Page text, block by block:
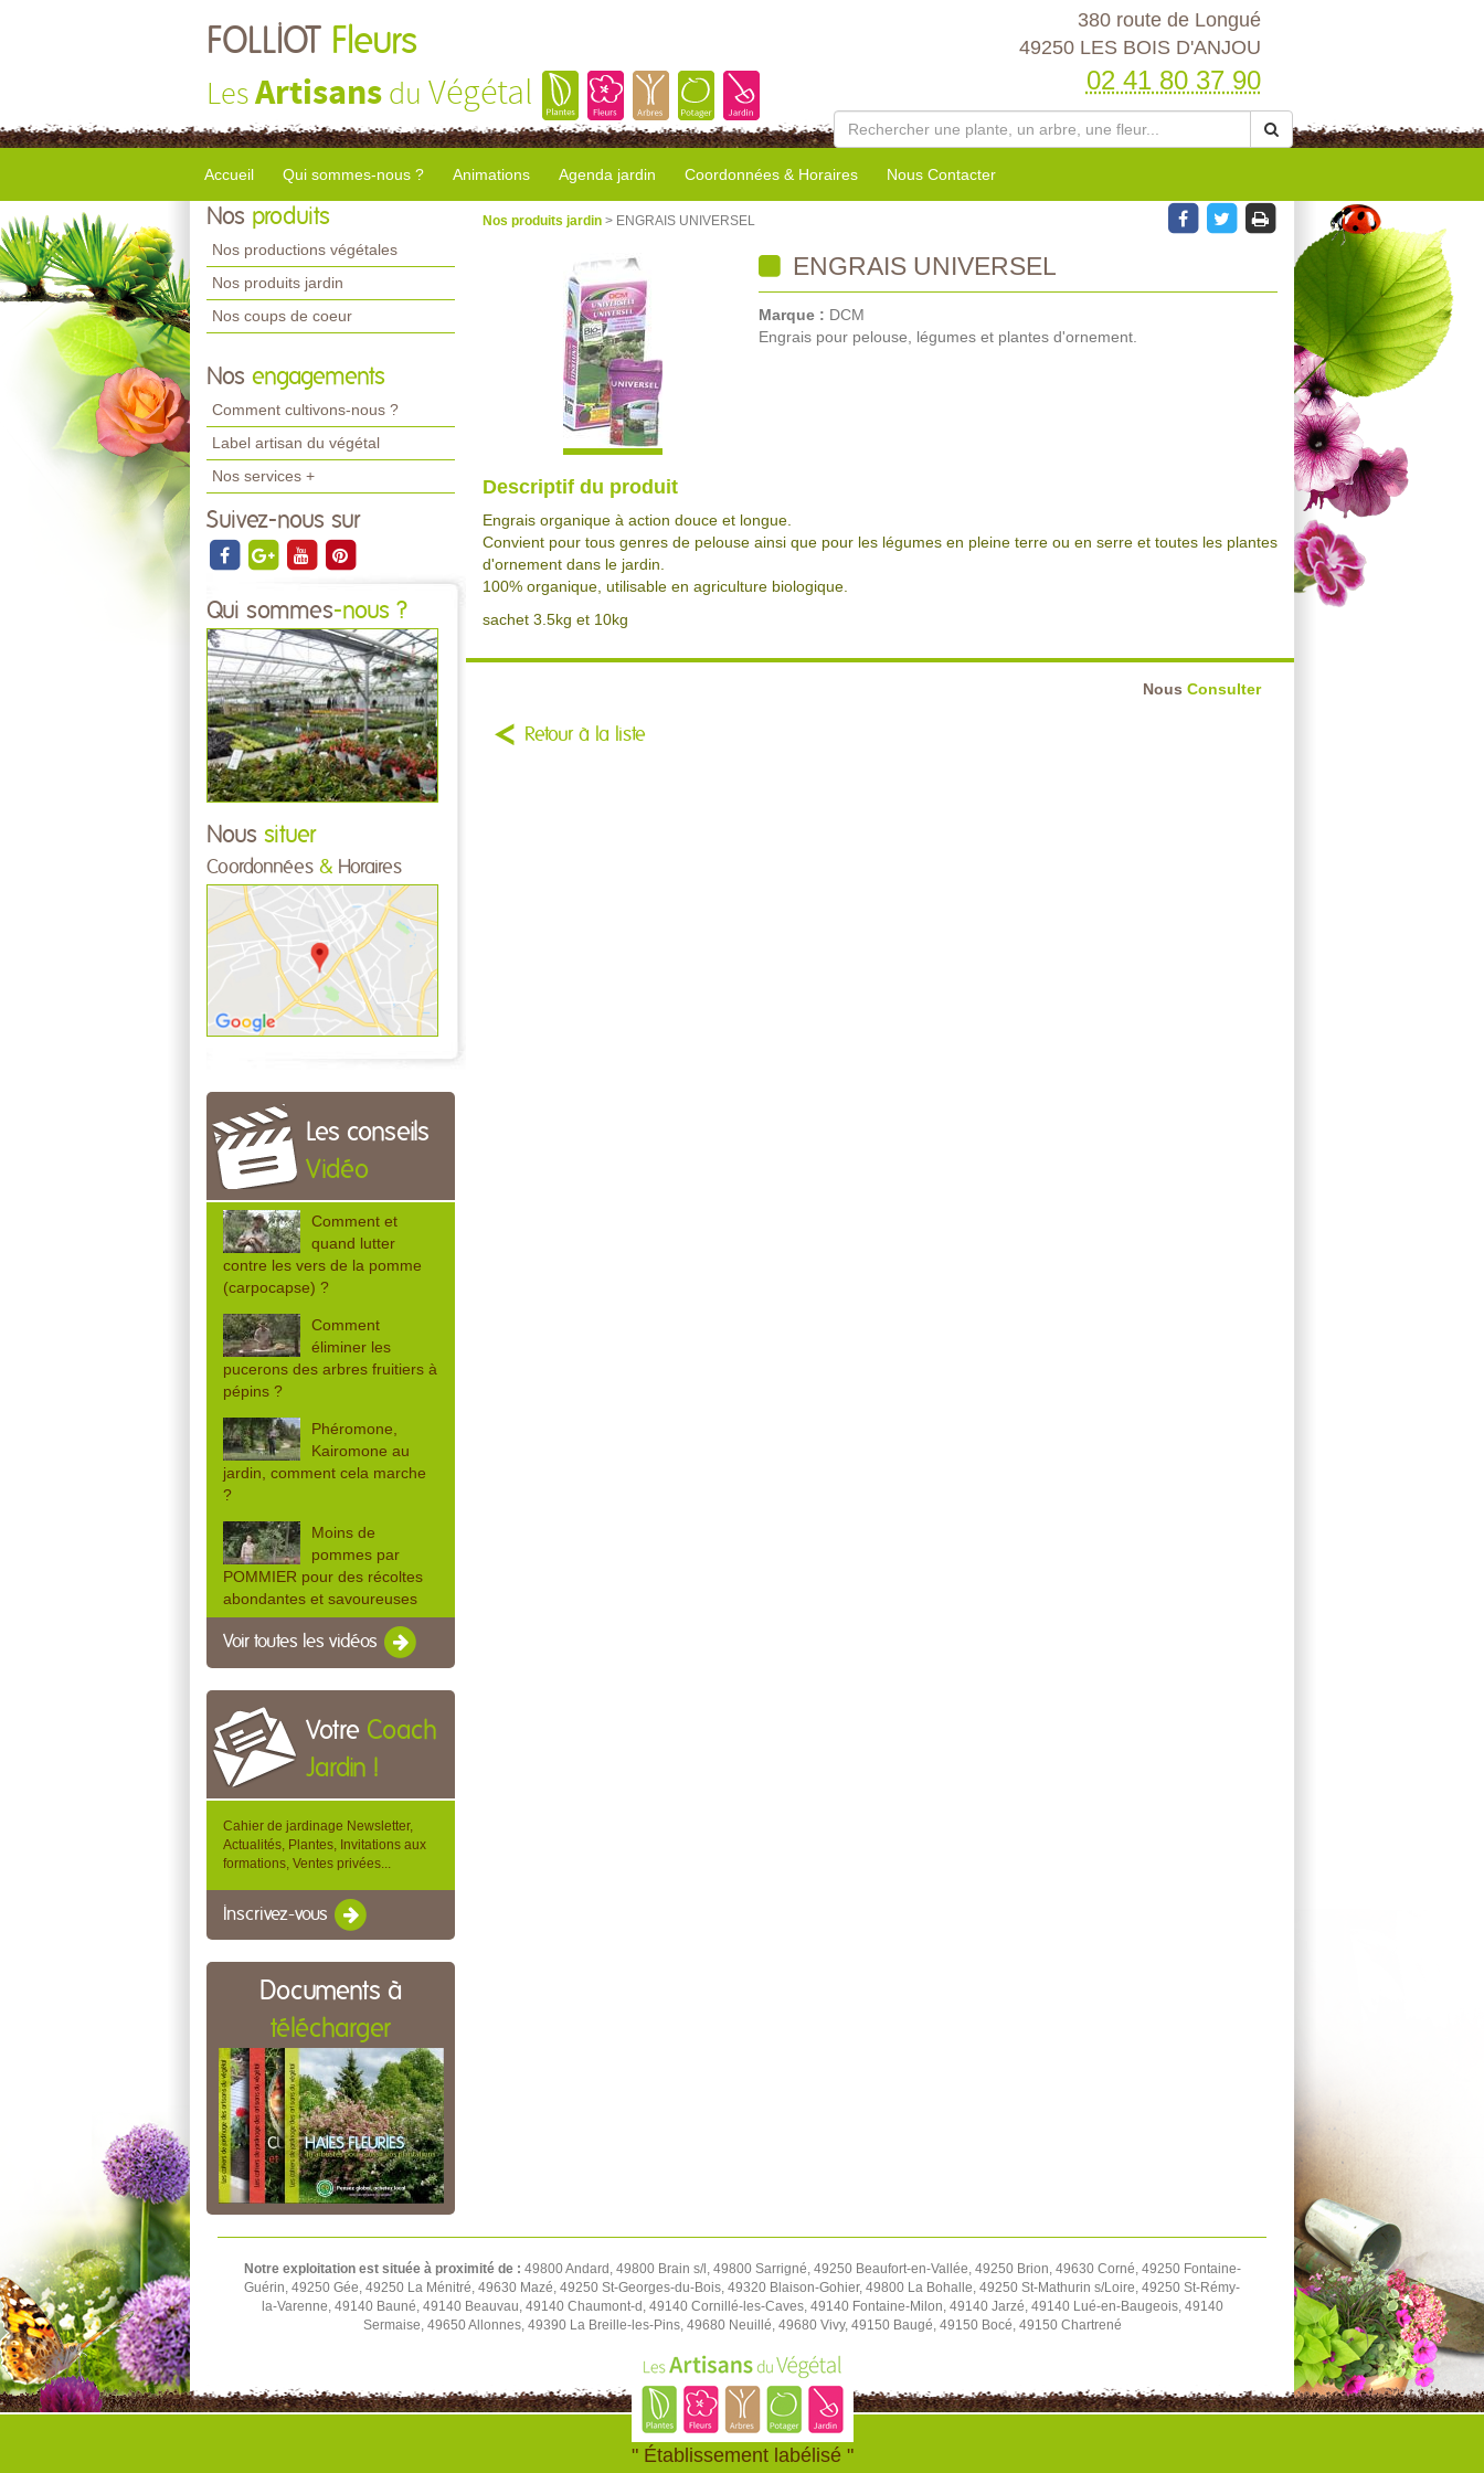
FOLLIOT Fleurs
LesArtisans du Végétal
380 route de Longué
49250 LES BOIS D'ANJOU
02 41 80 37 90
Accueil Qui sommes-nous ? Animations Agenda jardin Coordonnées & Horaires Nous Contacter
Nos produits
Nos productions végétales
Nos produits jardin
Nos coups de coeur
Nos engagements
Comment cultivons-nous ?
Label artisan du végétal
Nos services +
Suivez-nous sur
Qui sommes-nous ?
Nous situer
Coordonnées & Horaires
Les conseils
Vidéo
Comment et
quand lutter
contre les vers de la pomme
(carpocapse) ?
Comment
éliminer les
pucerons des arbres fruitiers à
pépins ?
Phéromone,
Kairomone au
jardin, comment cela marche
?
Moins de
pommes par
POMMIER pour des récoltes
abondantes et savoureuses
Voir toutes les vidéos
Votre Coach
Jardin !
Cahier de jardinage Newsletter,
Actualités, Plantes, Invitations aux
formations, Ventes privées...
Inscrivez-vous
Documents à
télécharger
Nos produits jardin > ENGRAIS UNIVERSEL
ENGRAIS UNIVERSEL
Marque : DCM
Engrais pour pelouse, légumes et plantes d'ornement.
Descriptif du produit
Engrais organique à action douce et longue.
Convient pour tous genres de pelouse ainsi que pour les légumes en pleine terre ou en serre et toutes les plantes
d'ornement dans le jardin.
100% organique, utilisable en agriculture biologique.
sachet 3.5kg et 10kg
Nous Consulter
Retour à la liste
Notre exploitation est située à proximité de : 49800 Andard, 49800 Brain s/l, 49800 Sarrigné, 49250 Beaufort-en-Vallée, 49250 Brion, 49630 Corné, 49250 Fontaine-
Guérin, 49250 Gée, 49250 La Ménitré, 49630 Mazé, 49250 St-Georges-du-Bois, 49320 Blaison-Gohier, 49800 La Bohalle, 49250 St-Mathurin s/Loire, 49250 St-Rémy-
la-Varenne, 49140 Bauné, 49140 Beauvau, 49140 Chaumont-d, 49140 Cornillé-les-Caves, 49140 Fontaine-Milon, 49140 Jarzé, 49140 Lué-en-Baugeois, 49140
Sermaise, 49650 Allonnes, 49390 La Breille-les-Pins, 49680 Neuillé, 49680 Vivy, 49150 Baugé, 49150 Bocé, 49150 Chartrené
" Établissement labélisé "